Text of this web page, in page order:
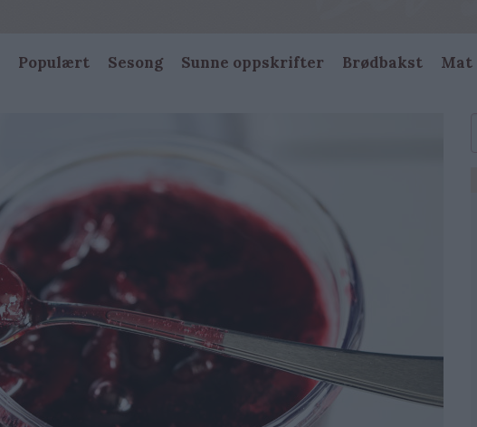
Populært Sesong Sunne oppskrifter Brødbakst Mat